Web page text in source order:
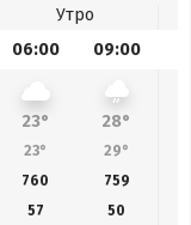
Утро
06:00 09:00
23° 28°
23° 29°
760 759
57 50